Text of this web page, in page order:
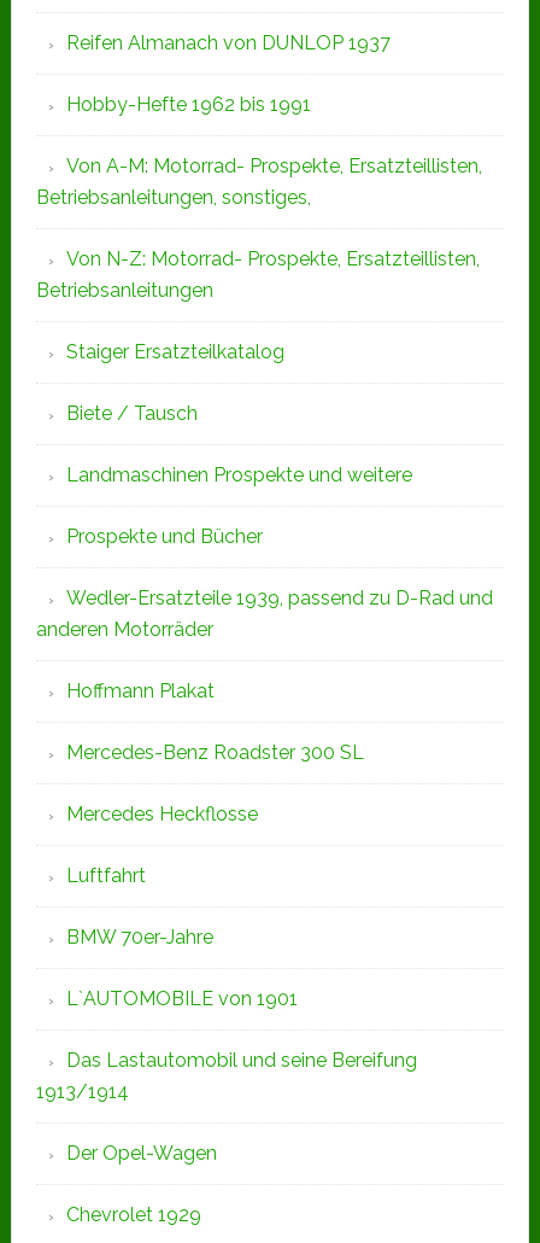
Reifen Almanach von DUNLOP 1937
Hobby-Hefte 1962 bis 1991
Von A-M: Motorrad- Prospekte, Ersatzteillisten,
Betriebsanleitungen, sonstiges,
Von N-Z: Motorrad- Prospekte, Ersatzteillisten,
Betriebsanleitungen
Staiger Ersatzteilkatalog
Biete / Tausch
Landmaschinen Prospekte und weitere
Prospekte und Bücher
Wedler-Ersatzteile 1939, passend zu D-Rad und
anderen Motorräder
Hoffmann Plakat
Mercedes-Benz Roadster 300 SL
Mercedes Heckflosse
Luftfahrt
BMW 70er-Jahre
L`AUTOMOBILE von 1901
Das Lastautomobil und seine Bereifung
1913/1914
Der Opel-Wagen
Chevrolet 1929